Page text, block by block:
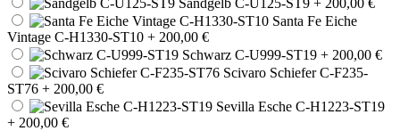
Santa Fe Eiche
Vintage C-H1330-ST10 + 200,00 €
Schwarz C-U999-ST19 + 200,00 €
Scivaro Schiefer C-F235-
ST76 + 200,00 €
Sevilla Esche C-H1223-ST19
+ 200,00 €